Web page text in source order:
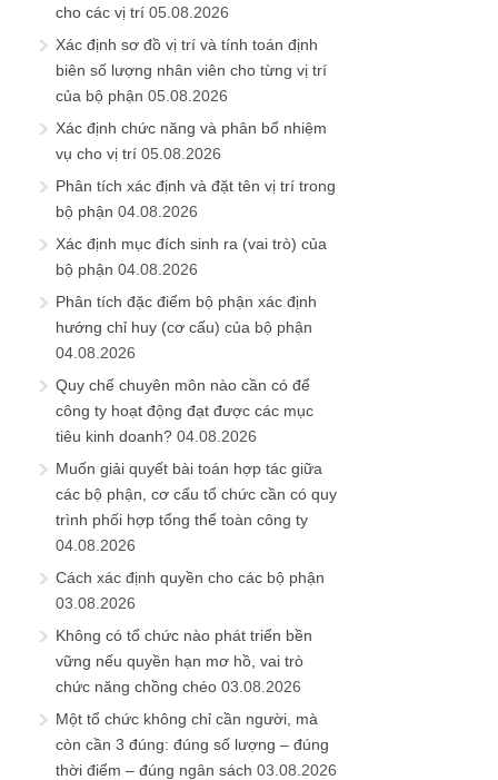
cho các vị trí 05.08.2026
Xác định sơ đồ vị trí và tính toán định
biên số lượng nhân viên cho từng vị trí
của bộ phận 05.08.2026
Xác định chức năng và phân bổ nhiệm
vụ cho vị trí 05.08.2026
Phân tích xác định và đặt tên vị trí trong
bộ phận 04.08.2026
Xác định mục đích sinh ra (vai trò) của
bộ phận 04.08.2026
Phân tích đặc điểm bộ phận xác định
hướng chỉ huy (cơ cấu) của bộ phận
04.08.2026
Quy chế chuyên môn nào cần có để
công ty hoạt động đạt được các mục
tiêu kinh doanh? 04.08.2026
Muốn giải quyết bài toán hợp tác giữa
các bộ phận, cơ cấu tổ chức cần có quy
trình phối hợp tổng thể toàn công ty
04.08.2026
Cách xác định quyền cho các bộ phận
03.08.2026
Không có tổ chức nào phát triển bền
vững nếu quyền hạn mơ hồ, vai trò
chức năng chồng chéo 03.08.2026
Một tổ chức không chỉ cần người, mà
còn cần 3 đúng: đúng số lượng – đúng
thời điểm – đúng ngân sách 03.08.2026